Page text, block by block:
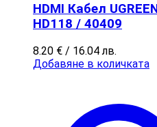
HDMI Кабел
HD118 / 40409
8.20 € / 16.04 лв.
Добавяне в количката